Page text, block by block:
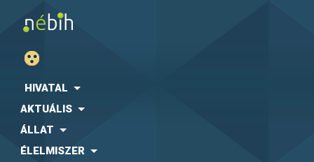
HIVATAL
AKTUÁLIS
ÁLLAT
ÉLELMISZER